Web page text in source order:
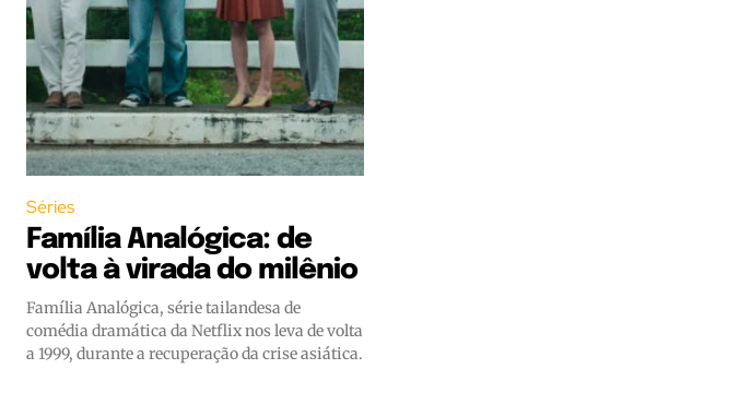
Séries
Família Analógica: de
volta à virada do milênio
Família Analógica, série tailandesa de
comédia dramática da Netflix nos leva de volta
a 1999, durante a recuperação da crise asiática.